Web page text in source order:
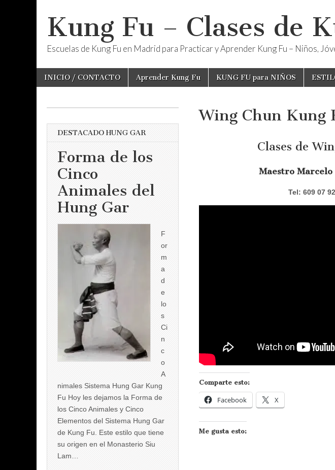
Kung Fu – Clases de
Escuelas de Kung Fu en Madrid para Practicar y Aprender Kung Fu – Niños,
Main
menu
Skip
INICIO / CONTACTO Aprender Kung Fu KUNG FU para NIÑOS
Wing Chun Kung
Clases de
Maestro
Tel: 609 07
Comparte esto:
Facebook X
Me gusta esto:
DESTACADO HUNG GAR
Forma de los
Cinco
Animales del
Hung Gar
F
or
m
a
d
e
lo
s
Ci
n
c
o
A
nimales Sistema Hung Gar Kung
Fu Hoy les dejamos la Forma de
los Cinco Animales y Cinco
Elementos del Sistema Hung Gar
de Kung Fu. Este estilo que tiene
su origen en el Monasterio Siu
Lam…